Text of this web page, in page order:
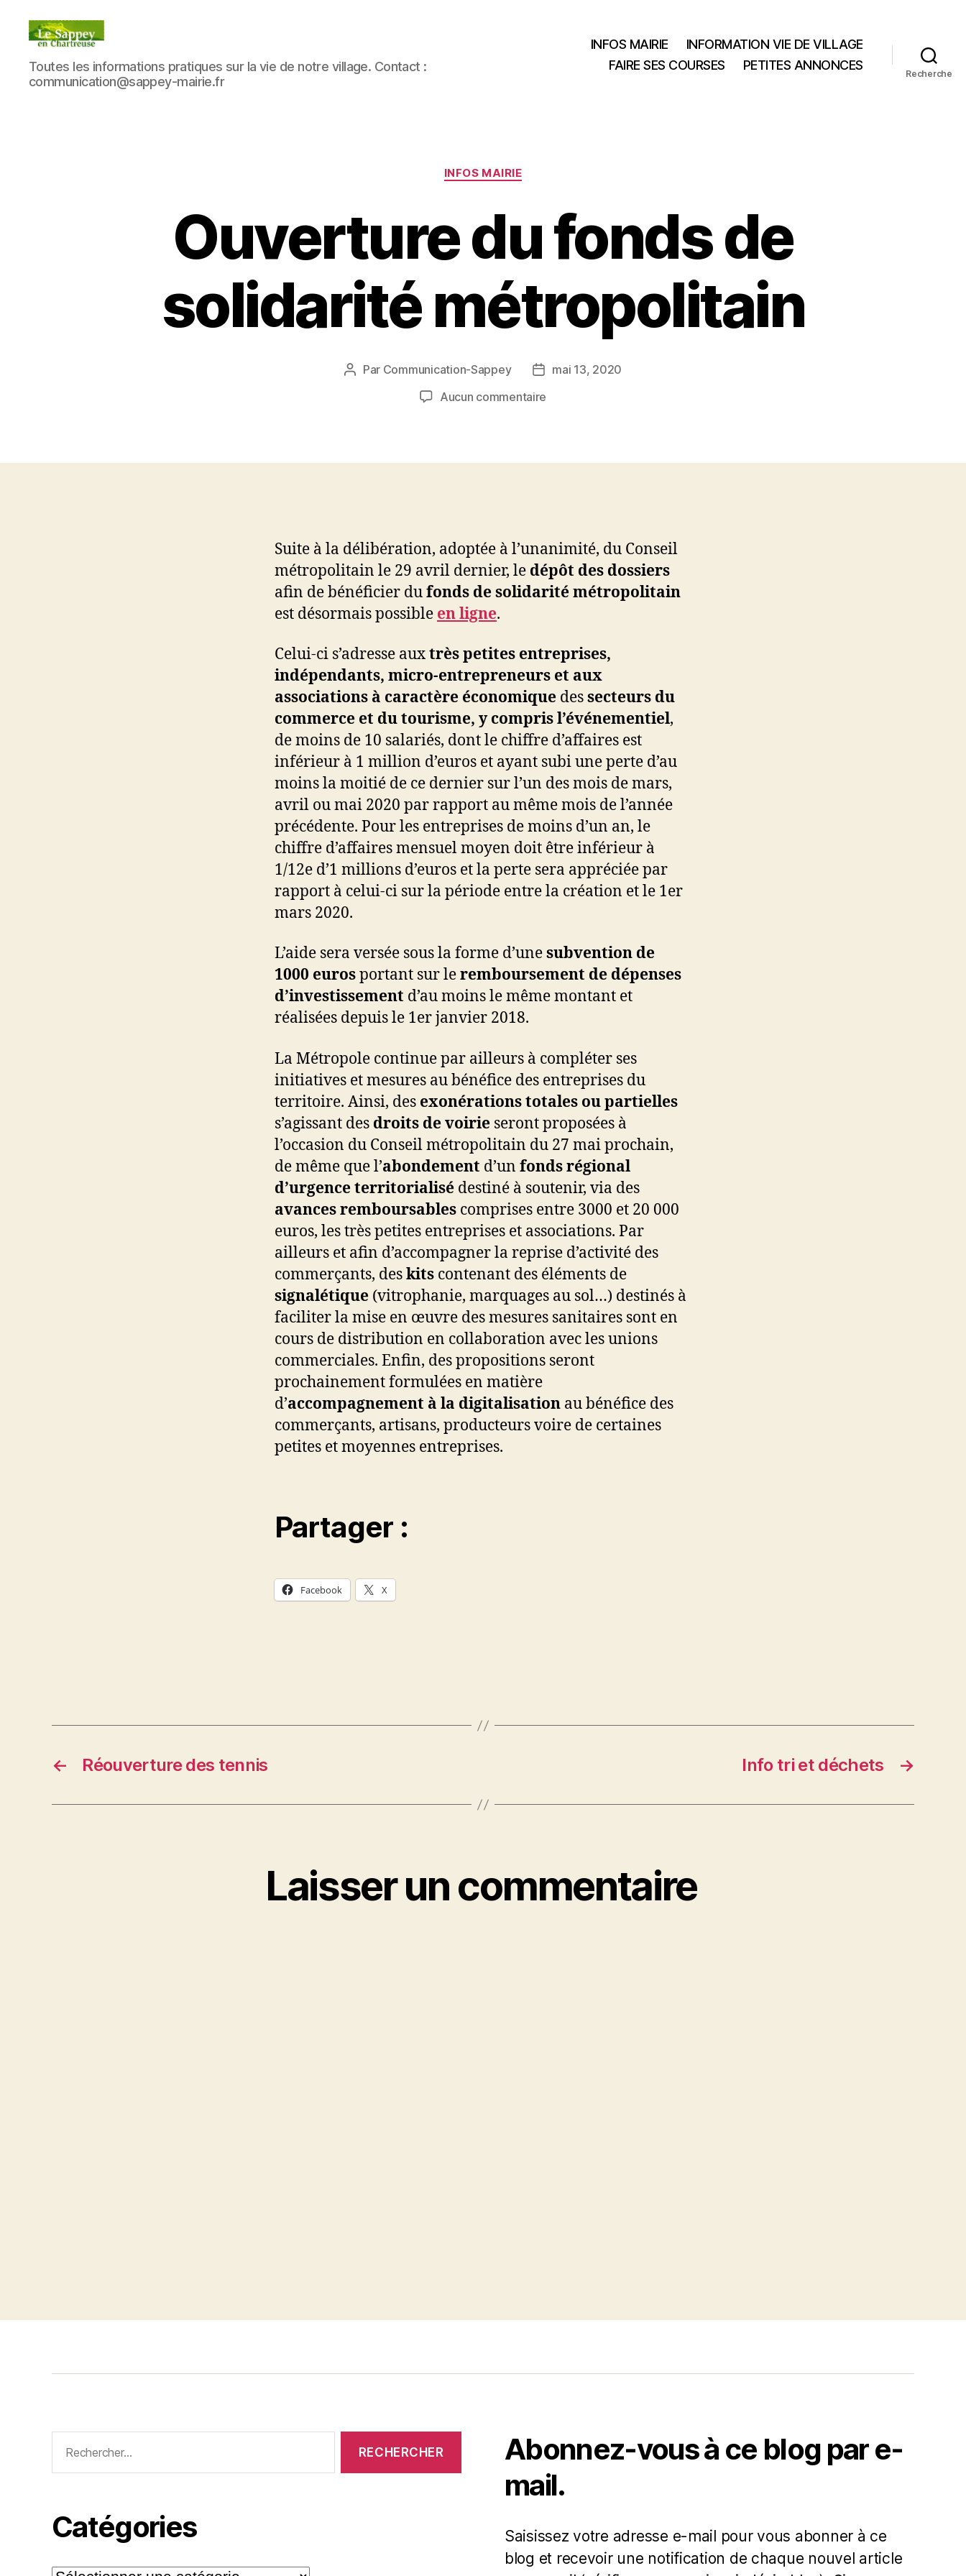
Blog
du
sappey
Toutes les informations pratiques sur la vie de notre village. Contact :
communication@sappey-mairie.fr
INFOS MAIRIE
INFORMATION VIE DE VILLAGE
FAIRE SES COURSES
PETITES ANNONCES
Recherche
Catégories
INFOS MAIRIE
Ouverture du fonds de
solidarité métropolitain
Auteur
Par Communication-Sappey
Date
l’article
mai 13, 2020
Aucun commentaire
de
Suite à la délibération, adoptée à l’unanimité, du Conseil
métropolitain le 29 avril dernier, le dépôt des dossiers
afin de bénéficier dufonds de solidarité métropolitain
est désormais possible en ligne.
Celui-ci s’adresse auxtrès petites entreprises,
indépendants, micro-entrepreneurs et aux
associations à caractère économique dessecteurs du
commerce et du tourisme, y compris l’événementiel,
de moins de 10 salariés, dont le chiffre d’affaires est
inférieur à 1 million d’euros et ayant subi une perte d’au
moins la moitié de ce dernier sur l’un des mois de mars,
avril ou mai 2020 par rapport au même mois de l’année
précédente. Pour les entreprises de moins d’un an, le
chiffre d’affaires mensuel moyen doit être inférieur à
1/12e d’1 millions d’euros et la perte sera appréciée par
rapport à celui-ci sur la période entre la création et le 1er
mars 2020.
L’aide sera versée sous la forme d’unesubvention de
1000 eurosportant sur leremboursement de dépenses
d’investissement d’au moins le même montant et
réalisées depuis le 1er janvier 2018.
La Métropole continue par ailleurs à compléter ses
initiatives et mesures au bénéfice des entreprises du
territoire. Ainsi, des exonérations totales ou partielles
s’agissant des droits de voirie seront proposées à
l’occasion du Conseil métropolitain du 27 mai prochain,
de même que l’abondement d’un fonds régional
d’urgence territorialisé destiné à soutenir, via des
avances remboursables comprises entre 3000 et 20 000
euros, les très petites entreprises et associations. Par
ailleurs et afin d’accompagner la reprise d’activité des
commerçants, deskits contenant des éléments de
signalétique (vitrophanie, marquages au sol…) destinés à
faciliter la mise en œuvre des mesures sanitaires sont en
cours de distribution en collaboration avec les unions
commerciales. Enfin, des propositions seront
prochainement formulées en matière
d’accompagnement à la digitalisation au bénéfice des
commerçants, artisans, producteurs voire de certaines
petites et moyennes entreprises.
Partager :
Facebook X
← Réouverture des tennis →
Info tri et déchets
Laisser un commentaire
Catégories
Abonnez-vous à ce blog par e-
mail.
Saisissez votre adresse e-mail pour vous abonner à ce
blog et recevoir une notification de chaque nouvel article